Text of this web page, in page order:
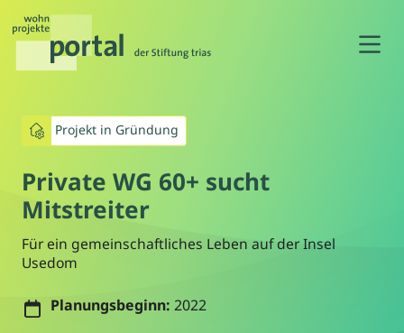
Projekt in Gründung
Private WG 60+ sucht
Mitstreiter
Für ein gemeinschaftliches Leben auf der Insel
Usedom
Planungsbeginn: 2022